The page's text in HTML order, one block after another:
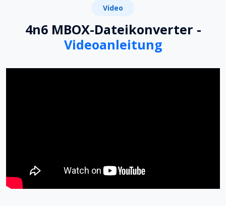
Video
4n6 MBOX-Dateikonverter -
Videoanleitung